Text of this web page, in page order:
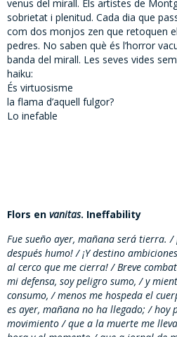
venus del mirall. Els artistes de
sobrietat i plenitud. Cada dia que
com dos monjos zen que retoquen
pedres. No saben què és l’horror
banda del mirall. Les seves vides
haiku:
És virtuosisme
la flama d’aquell fulgor?
Lo inefable
Flors en vanitas. Ineffability
Fue sueño ayer, mañana será tierra. /
después humo! / ¡Y destino
al cerco que me cierra! / Breve
mi defensa, soy peligro sumo, / y
consumo, / menos me hospeda el
es ayer, mañana no ha llegado; / hoy
movimiento / que a la muerte me